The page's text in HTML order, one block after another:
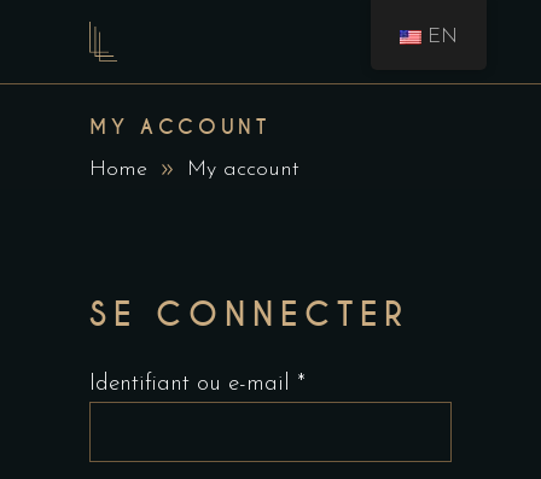
MY ACCOUNT
Home My account
SE CONNECTER
Identifiant ou e-mail *
EN